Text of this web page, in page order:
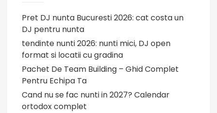
Pret DJ nunta Bucuresti 2026: cat costa un
DJ pentru nunta
tendinte nunti 2026: nunti mici, DJ open
format si locatii cu gradina
Pachet De Team Building – Ghid Complet
Pentru Echipa Ta
Cand nu se fac nunti in 2027? Calendar
ortodox complet